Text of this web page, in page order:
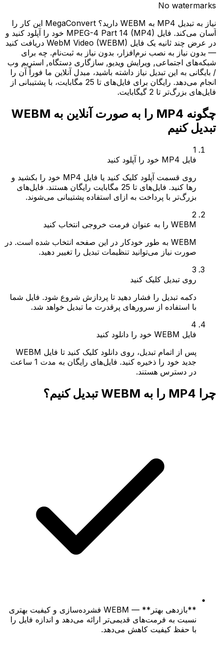
No watermarks
نیاز به تبدیل MP4 به WEBM دارید؟ MegaConvert این کار را
آسان می‌کند. فایل MPEG-4 Part 14 (MP4) خود را آپلود کنید و
در عرض چند ثانیه یک فایل WebM Video (WEBM) دریافت کنید
— بدون نیاز به نصب نرم‌افزار، بدون نیاز به ثبت‌نام. چه برای
شبکه‌های اجتماعی, ویرایش ویدیو, سازگاری دستگاه, استریم وب
/ بایگانی به این تبدیل نیاز داشته باشید، مبدل آنلاین ما فوراً آن را
انجام می‌دهد. رایگان برای فایل‌های تا 25 مگابایت، با پشتیبانی از
فایل‌های بزرگ‌تر تا 2 گیگابایت.
چگونه MP4 را به صورت آنلاین به WEBM
تبدیل کنیم
1
فایل MP4 خود را آپلود کنید
روی قسمت آپلود کلیک کنید یا فایل MP4 خود را بکشید و
رها کنید. فایل‌های تا 25 مگابایت رایگان هستند. فایل‌های
بزرگ‌تر با پرداخت به ازای استفاده پشتیبانی می‌شوند.
2
WEBM را به عنوان فرمت خروجی انتخاب کنید
WEBM به طور خودکار در این صفحه انتخاب شده است. در
صورت نیاز می‌توانید تنظیمات تبدیل را تغییر دهید.
3
روی تبدیل کلیک کنید
دکمه تبدیل را فشار دهید تا پردازش شروع شود. فایل شما
با استفاده از سرورهای پرقدرت ما تبدیل خواهد شد.
4
فایل WEBM خود را دانلود کنید
پس از اتمام تبدیل، روی دانلود کلیک کنید تا فایل WEBM
جدید خود را ذخیره کنید. فایل‌های رایگان به مدت 1 ساعت
در دسترس هستند.
چرا MP4 را به WEBM تبدیل کنیم؟
**بازدهی بهتر** — WEBM فشرده‌سازی و کیفیت بهتری
نسبت به فرمت‌های قدیمی‌تر ارائه می‌دهد و اندازه فایل را
با حفظ کیفیت کاهش می‌دهد.